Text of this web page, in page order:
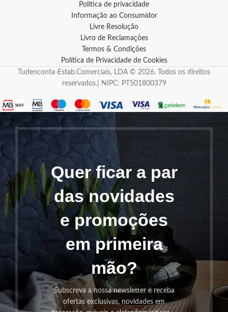
Política de privacidade
Informação ao Consumidor
Livre Resolução
Livro de Reclamações
Termos & Condições
Política de Privacidade de Cookies
Tudenconta-Estab.Comerciais, LDA © 2026. Todos os direitos
reservados.| NIPC: PT501800379
Quer ficar a par
das novidades
e promoções
em primeira
mão?
Subscreva a nossa newsletter e receba
ofertas exclusivas, novidades em